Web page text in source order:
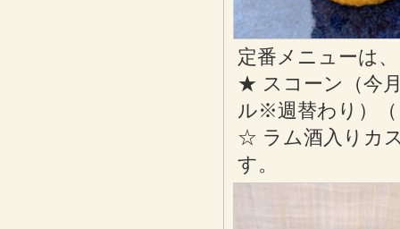
定番メニューは、
★ スコーン（今
ル※週替わり）（
☆ ラム酒入りカ
す。